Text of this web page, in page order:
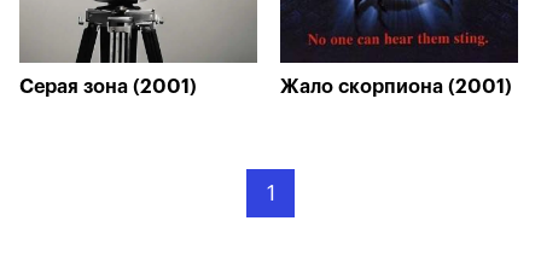
Серая зона (2001) Жало скорпиона (2001)
1